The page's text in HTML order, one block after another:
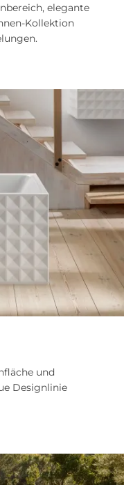
elegante
Kollektion
und
Designlinie